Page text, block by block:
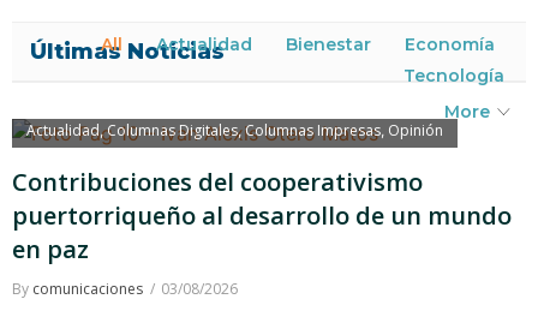
Últimas Noticias
All Actualidad Bienestar
Economía
Tecnología
More
Actualidad,Columnas Digitales,Columnas Impresas Opinión
Contribuciones del cooperativismo
puertorriqueño al desarrollo de un mundo
en paz
By comunicaciones 03/08/2026